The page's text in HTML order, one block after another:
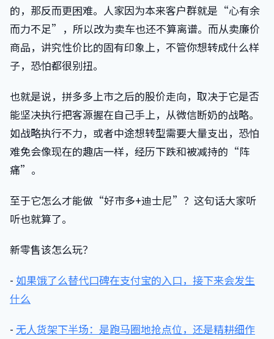
的，那反而更困难。人家因为本来客户群就是“心有余
而力不足”，所以改为卖车也还不算离谱。而从卖廉价
商品，讲究性价比的固有印象上，不管你想转成什么样
子，恐怕都很别扭。
也就是说，拼多多上市之后的股价走向，取决于它是否
能坚决执行把客源握在自己手上，从微信断奶的战略。
如战略执行不力，或者中途想转型需要大量支出，恐怕
难免会像现在的趣店一样，经历下跌和被减持的“阵
痛”。
至于它怎么才能做“好市多+迪士尼”？这句话大家听
听也就算了。
新零售该怎么玩？
- 如果饿了么替代口碑在支付宝的入口，接下来会发生
什么
- 无人货架下半场：是跑马圈地抢点位，还是精耕细作